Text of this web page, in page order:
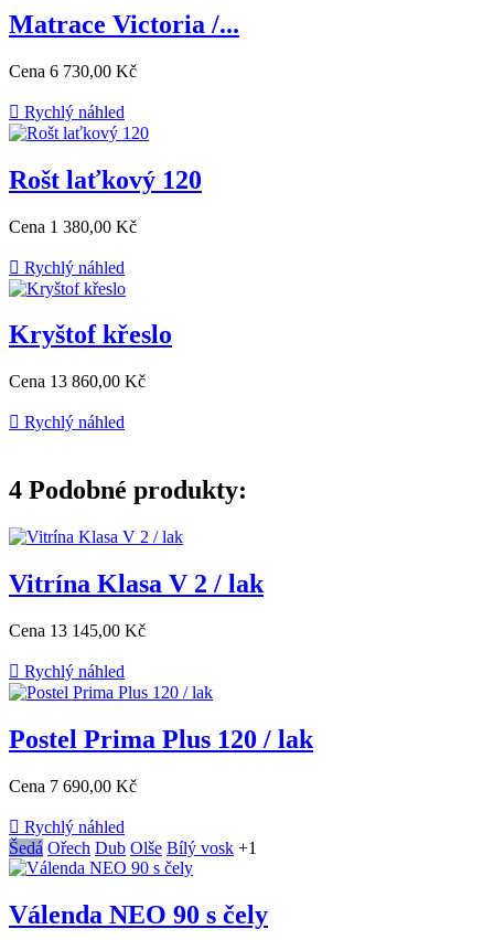
Matrace Victoria /...
Cena 6 730,00 Kč
 Rychlý náhled
Rošt laťkový 120
Cena 1 380,00 Kč
 Rychlý náhled
Kryštof křeslo
Cena 13 860,00 Kč
 Rychlý náhled
4 Podobné produkty:
Vitrína Klasa V 2 / lak
Cena 13 145,00 Kč
 Rychlý náhled
Postel Prima Plus 120 / lak
Cena 7 690,00 Kč
 Rychlý náhled
Šedá Ořech Dub Olše Bílý vosk +1
Válenda NEO 90 s čely